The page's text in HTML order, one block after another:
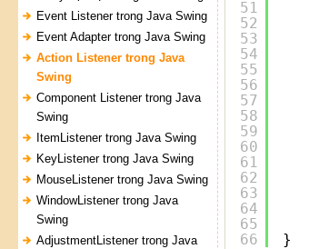
Event Listener trong Java Swing
Event Adapter trong Java Swing
Action Listener trong Java
Swing
Component Listener trong Java
Swing
ItemListener trong Java Swing
KeyListener trong Java Swing
MouseListener trong Java Swing
WindowListener trong Java
Swing
AdjustmentListener trong Java
51
52
53
54
55
56
57
58
59
60
61
62
63
64
65
66
}